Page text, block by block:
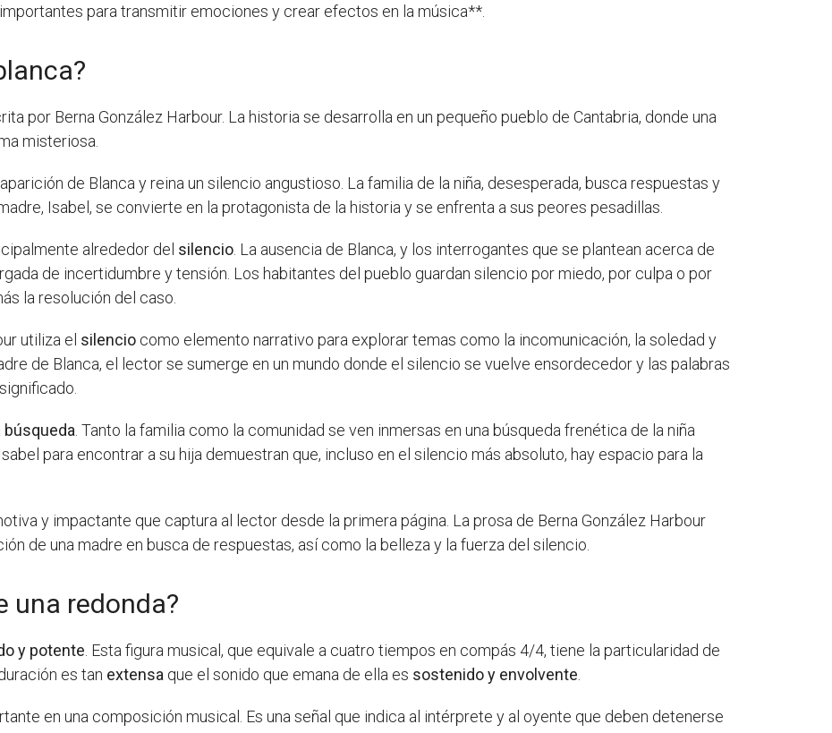
para transmitir emociones y crear efectos en la música**.
por Berna González Harbour. La historia se desarrolla en un pequeño pueblo de Cantabria, donde una
misteriosa.
de Blanca y reina un silencio angustioso. La familia de la niña, desesperada, busca respuestas y
Isabel, se convierte en la protagonista de la historia y se enfrenta a sus peores pesadillas.
alrededor del silencio . La ausencia de Blanca, y los interrogantes que se plantean acerca de
de incertidumbre y tensión. Los habitantes del pueblo guardan silencio por miedo, por culpa o por
la resolución del caso.
utiliza el silencio como elemento narrativo para explorar temas como la incomunicación, la soledad y
de Blanca, el lector se sumerge en un mundo donde el silencio se vuelve ensordecedor y las palabras
búsqueda . Tanto la familia como la comunidad se ven inmersas en una búsqueda frenética de la niña
para encontrar a su hija demuestran que, incluso en el silencio más absoluto, hay espacio para la
y impactante que captura al lector desde la primera página. La prosa de Berna González Harbour
de una madre en busca de respuestas, así como la belleza y la fuerza del silencio.
una redonda?
y potente . Esta figura musical, que equivale a cuatro tiempos en compás 4/4, tiene la particularidad de
es tan extensa que el sonido que emana de ella es sostenido y envolvente
en una composición musical. Es una señal que indica al intérprete y al oyente que deben detenerse